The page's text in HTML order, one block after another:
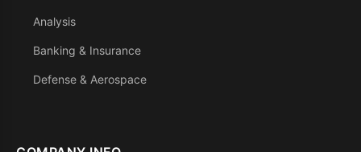
Analysis
Banking & Insurance
Defense & Aerospace